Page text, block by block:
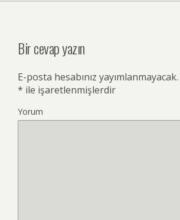
Bir cevap yazın
E-posta hesabınız yayımlanmayacak.
* ile işaretlenmişlerdir
Yorum